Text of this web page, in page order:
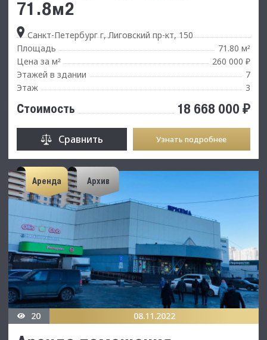
71.8м2
Санкт-Петербург г, Лиговский пр-кт, 150
Площадь
71.80 м²
Цена за м²
260 000 ₽
Этажей в здании
7
Этаж
3
Стоимость 18 668 000 ₽
Сравнить Узнать подробнее
Аренда Архив
20 08.11.2022